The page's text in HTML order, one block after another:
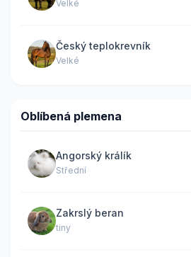
Velké
Český teplokrevník
Velké
Oblíbená plemena
Angorský králík
Střední
Zakrslý beran
tiny